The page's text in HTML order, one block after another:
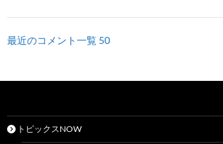
最近のコメント一覧 50
トピックスNOW